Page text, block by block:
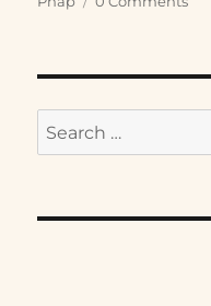
Search
for: